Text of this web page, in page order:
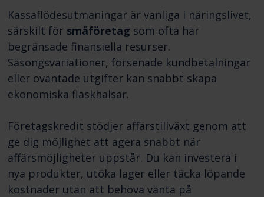
Kassaflödesutmaningar är vanliga i näringslivet,
särskilt för småföretag som ofta har
begränsade finansiella resurser.
Säsongsvariationer, försenade kundbetalningar
eller oväntade utgifter kan snabbt skapa
ekonomiska flaskhalsar.
Företagskredit stödjer affärstillväxt genom att
ge dig möjlighet att agera snabbt när
affärsmöjligheter uppstår. Du kan investera i
nya produkter, utöka lager eller täcka löpande
kostnader utan att behöva vänta på